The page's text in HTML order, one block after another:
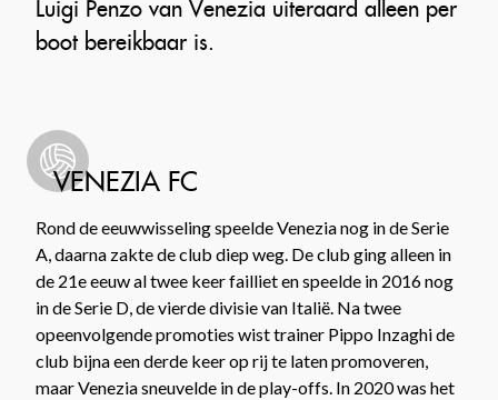
Luigi Penzo van Venezia uiteraard alleen per
boot bereikbaar is.
VENEZIA FC
Rond de eeuwwisseling speelde Venezia nog in de Serie
A, daarna zakte de club diep weg. De club ging alleen in
de 21e eeuw al twee keer failliet en speelde in 2016 nog
in de Serie D, de vierde divisie van Italië. Na twee
opeenvolgende promoties wist trainer Pippo Inzaghi de
club bijna een derde keer op rij te laten promoveren,
maar Venezia sneuvelde in de play-offs. In 2020 was het